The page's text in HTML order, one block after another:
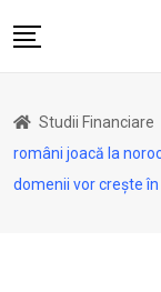
to
Actualitate
Investiții
Studii Financiare
români joacă la
domenii vor crește